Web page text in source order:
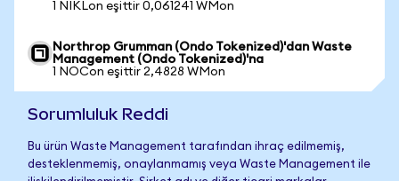
1 NIKLon eşittir 0,061241 WMon
Northrop Grumman (Ondo Tokenized)'dan Waste
Management (Ondo Tokenized)'na
1 NOCon eşittir 2,4828 WMon
Sorumluluk Reddi
Bu ürün Waste Management tarafından ihraç edilmemiş,
desteklenmemiş, onaylanmamış veya Waste Management ile